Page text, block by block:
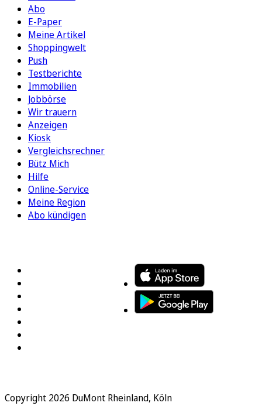
Abo
E-Paper
Meine Artikel
Shoppingwelt
Push
Testberichte
Immobilien
Jobbörse
Wir trauern
Anzeigen
Kiosk
Vergleichsrechner
Bütz Mich
Hilfe
Online-Service
Meine Region
Abo kündigen
Copyright 2026 DuMont Rheinland, Köln